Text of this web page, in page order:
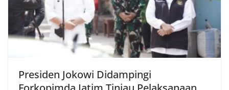
Presiden Jokowi Didampingi